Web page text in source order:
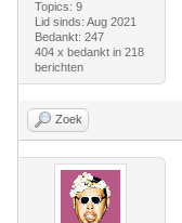
Topics: 9
Lid sinds: Aug 2021
Bedankt: 247
404 x bedankt in 218
berichten
Zoek